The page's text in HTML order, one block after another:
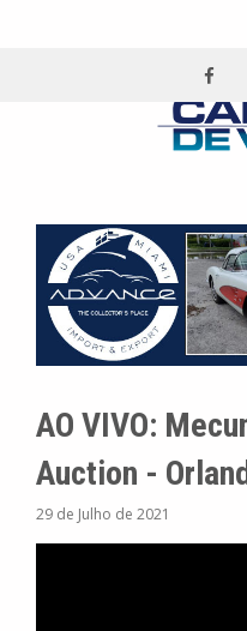
AO VIVO:
Auction -
29 de Julho de 2021